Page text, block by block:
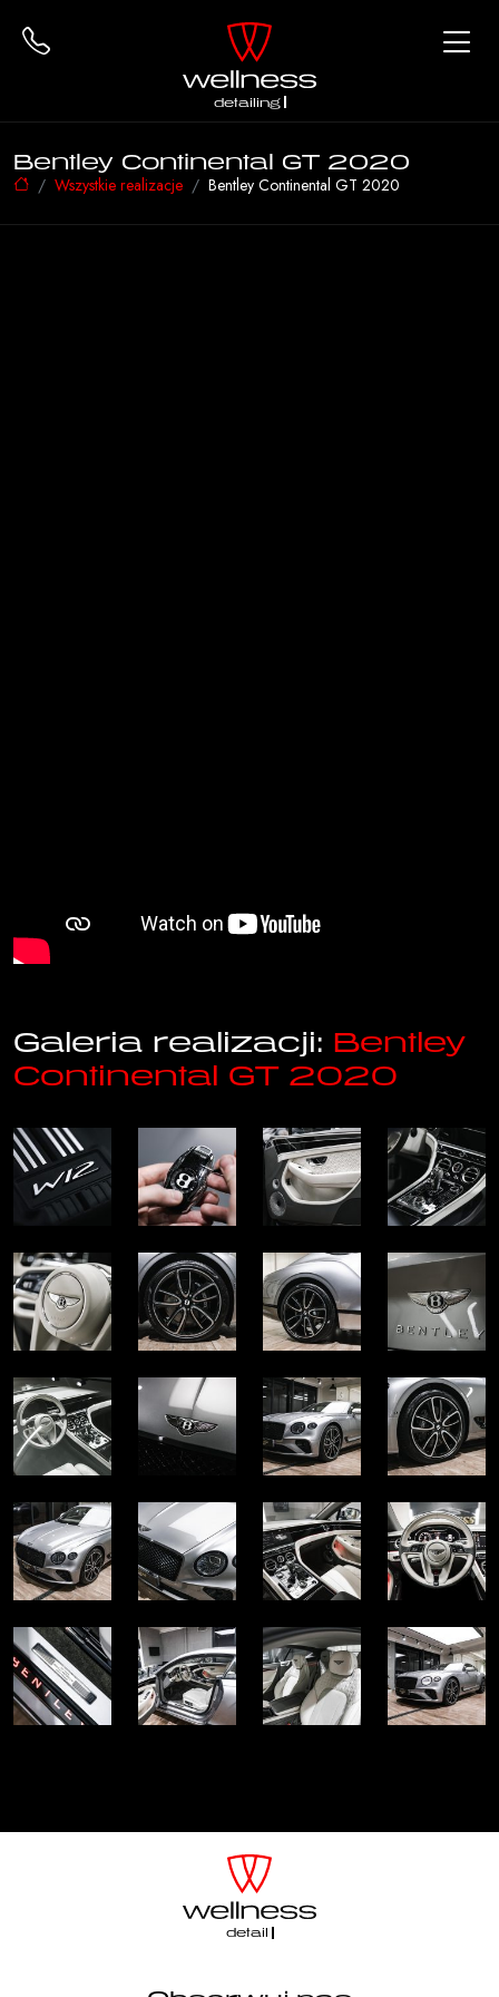
detailing
Bentley Continental GT 2020
Wszystkie realizacje Bentley Continental GT 2020
Galeria realizacji: Bentley
Continental GT 2020
detailin